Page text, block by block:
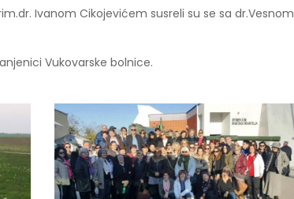
Ivanom Cikojevićem susreli su se sa dr.Vesnom
Vukovarske bolnice.